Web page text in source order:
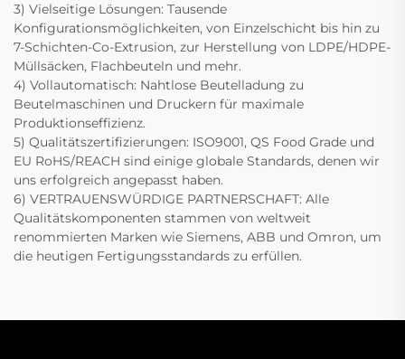
3) Vielseitige Lösungen: Tausende
Konfigurationsmöglichkeiten, von Einzelschicht bis hin zu
7-Schichten-Co-Extrusion, zur Herstellung von LDPE/HDPE-
Müllsäcken, Flachbeuteln und mehr.
4) Vollautomatisch: Nahtlose Beutelladung zu
Beutelmaschinen und Druckern für maximale
Produktionseffizienz.
5) Qualitätszertifizierungen: ISO9001, QS Food Grade und
EU RoHS/REACH sind einige globale Standards, denen wir
uns erfolgreich angepasst haben.
6) VERTRAUENSWÜRDIGE PARTNERSCHAFT: Alle
Qualitätskomponenten stammen von weltweit
renommierten Marken wie Siemens, ABB und Omron, um
die heutigen Fertigungsstandards zu erfüllen.